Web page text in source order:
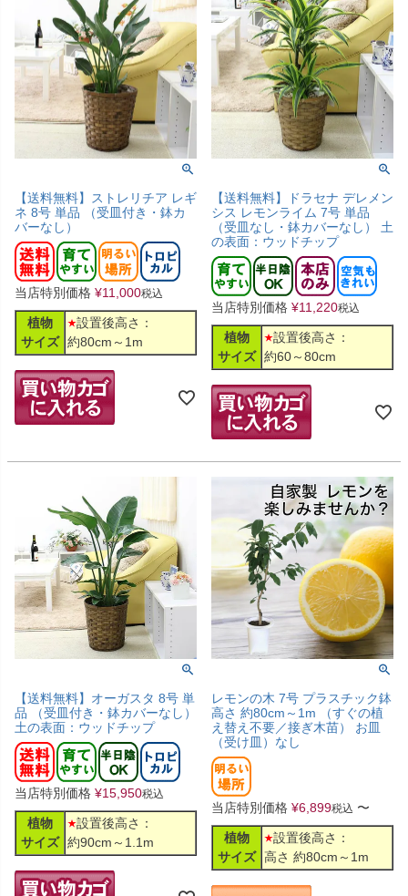
【送料無料】ストレリチア レギ
ネ 8号 単品 （受皿付き・鉢カ
バーなし）
当店特別価格 ¥11,000税込
植物
サイズ
設置後高さ：
約80cm～1m
【送料無料】ドラセナ デレメン
シス レモンライム 7号 単品
（受皿なし・鉢カバーなし） 土
の表面：ウッドチップ
当店特別価格 ¥11,220税込
植物
サイズ
設置後高さ：
約60～80cm
【送料無料】オーガスタ 8号 単
品 （受皿付き・鉢カバーなし）
土の表面：ウッドチップ
当店特別価格 ¥15,950税込
植物
サイズ
設置後高さ：
約90cm～1.1m
レモンの木 7号 プラスチック鉢
高さ 約80cm～1m （すぐの植
え替え不要／接ぎ木苗） お皿
（受け皿）なし
当店特別価格 ¥6,899税込 〜
植物
サイズ
設置後高さ：
高さ 約80cm～1m